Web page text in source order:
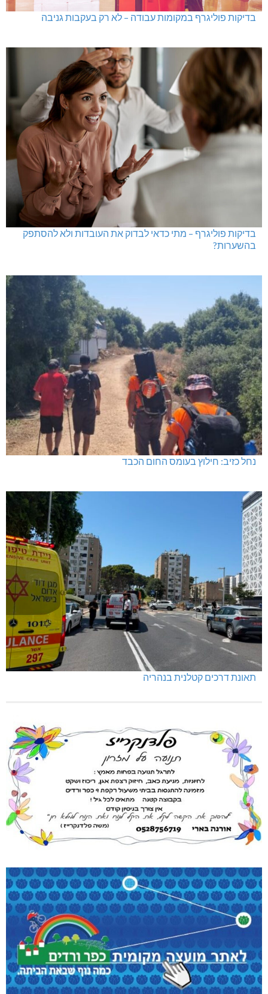
בדיקות פוליגרף במקומות עבודה – לא רק בעקבות גניבה
בדיקות פוליגרף – מתי כדאי לבדוק את העובדות ולא להסתפק
בהשערות?
נחל כזיב: חילוץ בעומס החום הכבד
תאונת דרכים קטלנית בנהריה